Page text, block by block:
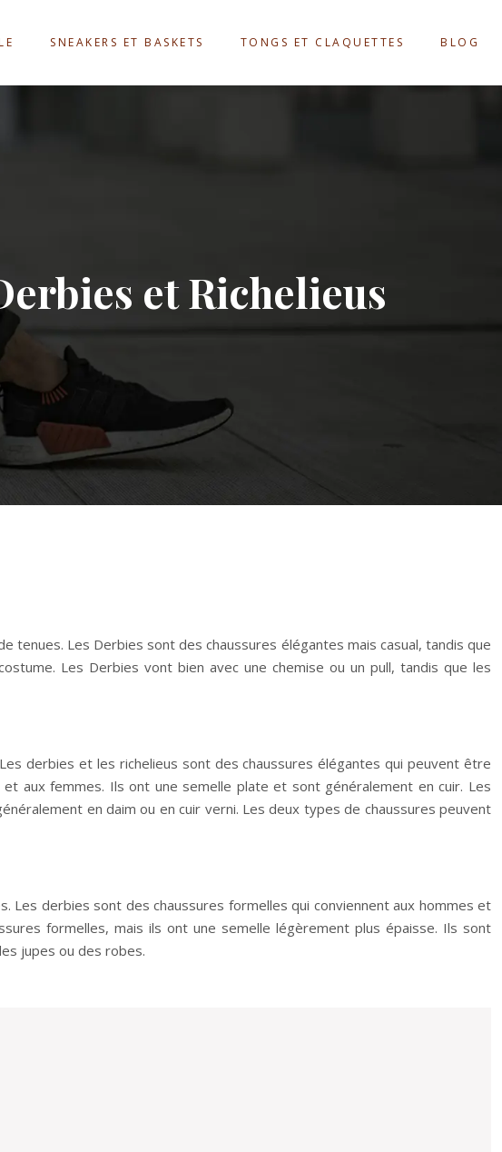
SNEAKERS ET BASKETS TONGS ET CLAQUETTES BLOG
et Richelieus
Les Derbies sont des chaussures élégantes mais casual, tandis que
Les Derbies vont bien avec une chemise ou un pull, tandis que les
derbies et les richelieus sont des chaussures élégantes qui peuvent être
aux femmes. Ils ont une semelle plate et sont généralement en cuir. Les
en daim ou en cuir verni. Les deux types de chaussures peuvent
derbies sont des chaussures formelles qui conviennent aux hommes et
formelles, mais ils ont une semelle légèrement plus épaisse. Ils sont
jupes ou des robes.